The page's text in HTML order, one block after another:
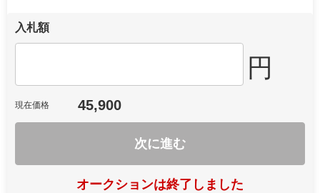
入札額
円
現在価格 45,900
次に進む
オークションは終了しました